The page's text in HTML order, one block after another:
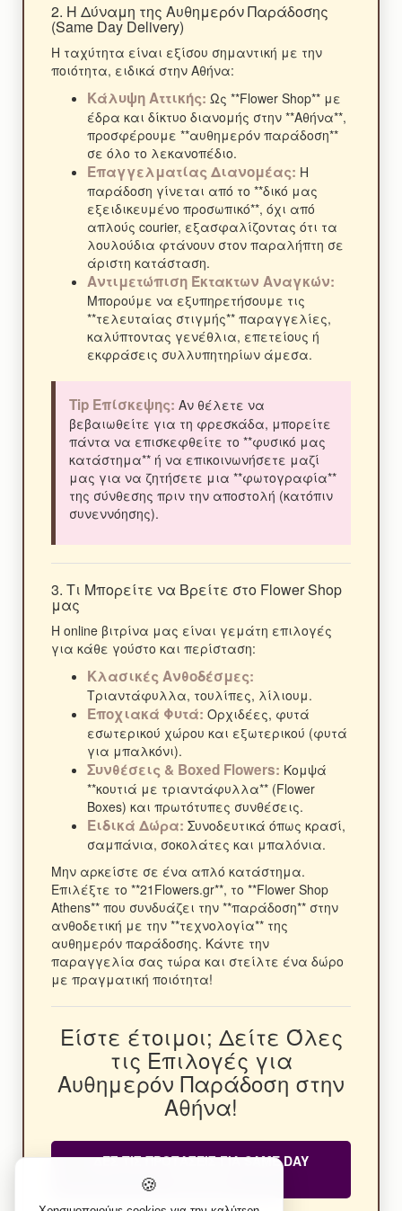
2. Η Δύναμη της Αυθημερόν Παράδοσης
(Same Day Delivery)
Η ταχύτητα είναι εξίσου σημαντική με την
ποιότητα, ειδικά στην Αθήνα:
Κάλυψη Αττικής: Ως **Flower Shop** με
έδρα και δίκτυο διανομής στην **Αθήνα**,
προσφέρουμε **αυθημερόν παράδοση**
σε όλο το λεκανοπέδιο.
Επαγγελματίας Διανομέας: Η
παράδοση γίνεται από το **δικό μας
εξειδικευμένο προσωπικό**, όχι από
απλούς courier, εξασφαλίζοντας ότι τα
λουλούδια φτάνουν στον παραλήπτη σε
άριστη κατάσταση.
Αντιμετώπιση Έκτακτων Αναγκών:
Μπορούμε να εξυπηρετήσουμε τις
**τελευταίας στιγμής** παραγγελίες,
καλύπτοντας γενέθλια, επετείους ή
εκφράσεις συλλυπητηρίων άμεσα.
Tip Επίσκεψης: Αν θέλετε να
βεβαιωθείτε για τη φρεσκάδα, μπορείτε
πάντα να επισκεφθείτε το **φυσικό μας
κατάστημα** ή να επικοινωνήσετε μαζί
μας για να ζητήσετε μια **φωτογραφία**
της σύνθεσης πριν την αποστολή (κατόπιν
συνεννόησης).
3. Τι Μπορείτε να Βρείτε στο Flower Shop
μας
Η online βιτρίνα μας είναι γεμάτη επιλογές
για κάθε γούστο και περίσταση:
Κλασικές Ανθοδέσμες:
Τριαντάφυλλα, τουλίπες, λίλιουμ.
Εποχιακά Φυτά: Ορχιδέες, φυτά
εσωτερικού χώρου και εξωτερικού (φυτά
για μπαλκόνι).
Συνθέσεις & Boxed Flowers: Κομψά
**κουτιά με τριαντάφυλλα** (Flower
Boxes) και πρωτότυπες συνθέσεις.
Ειδικά Δώρα: Συνοδευτικά όπως κρασί,
σαμπάνια, σοκολάτες και μπαλόνια.
Μην αρκείστε σε ένα απλό κατάστημα.
Επιλέξτε το **21Flowers.gr**, το **Flower Shop
Athens** που συνδυάζει την **παράδοση** στην
ανθοδετική με την **τεχνολογία** της
αυθημερόν παράδοσης. Κάντε την
παραγγελία σας τώρα και στείλτε ένα δώρο
με πραγματική ποιότητα!
Είστε έτοιμοι; Δείτε Όλες
τις Επιλογές για
Αυθημερόν Παράδοση στην
Αθήνα!
ΔΕΣ ΤΙΣ ΠΡΟΤΑΣΕΙΣ ΓΙΑ SAME DAY
🍪